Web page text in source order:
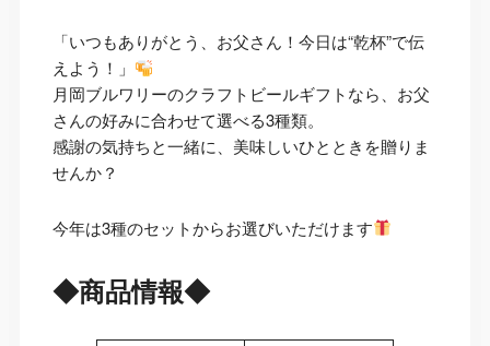
「いつもありがとう、お父さん！今日は“乾杯”で伝
えよう！」
月岡ブルワリーのクラフトビールギフトなら、お父
さんの好みに合わせて選べる3種類。
感謝の気持ちと一緒に、美味しいひとときを贈りま
せんか？
今年は3種のセットからお選びいただけます
◆商品情報◆